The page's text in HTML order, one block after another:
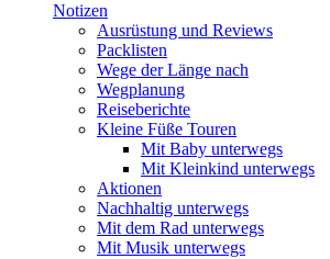
Notizen
Ausrüstung und Reviews
Packlisten
Wege der Länge nach
Wegplanung
Reiseberichte
Kleine Füße Touren
Mit Baby unterwegs
Mit Kleinkind unterwegs
Aktionen
Nachhaltig unterwegs
Mit dem Rad unterwegs
Mit Musik unterwegs